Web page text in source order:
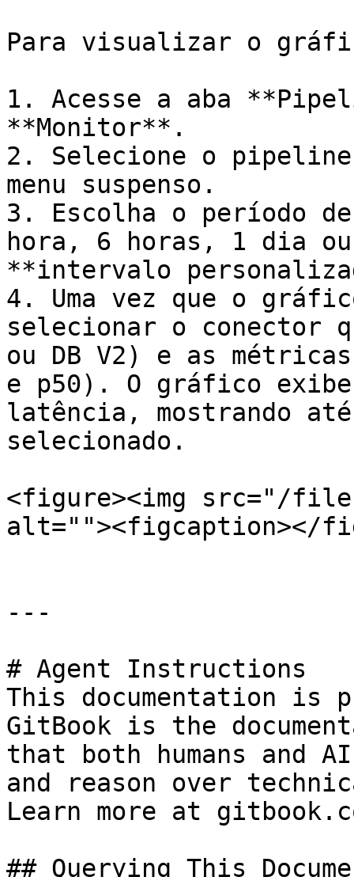
Para visualizar o
1. Acesse a aba
**Monitor**.
2. Selecione o
menu suspenso.
3. Escolha o período
hora, 6 horas, 1 dia
**intervalo
4. Uma vez que o
selecionar o conector
ou DB V2) e as
e p50). O gráfico exibe
latência, mostrando
selecionado.
<figure><img src="/
alt=""><figcaption></
---
# Agent Instructions
This documentation is
GitBook is the
that both humans and
and reason over
Learn more at
## Querying This